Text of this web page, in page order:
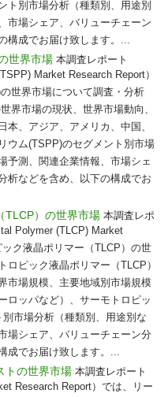
ト別市場分析（種類別、用途別
市場シェア、バリューチェーン
構成でお届け致します。...
世界市場本調査レポート
Market Research Report）
世界市場について調査・分析
界市場の現状、世界市場動向、
、アジア、アメリカ、中国、
ウム(TSPP)のセグメント別市場
予測、関連企業情報、市場シェ
析などを含め、以下の構成でお
TLCP）の世界市場本調査レポ
Polymer (TLCP) Market
ク液晶ポリマー（TLCP）の世
ピック液晶ポリマー（TLCP）
市場規模、主要地域別市場規模
ロッパなど）、サーモトロピッ
市場分析（種類別、用途別な
場シェア、バリューチェーン分
成でお届け致します。...
トの世界市場本調査レポート
Research Report）では、リー